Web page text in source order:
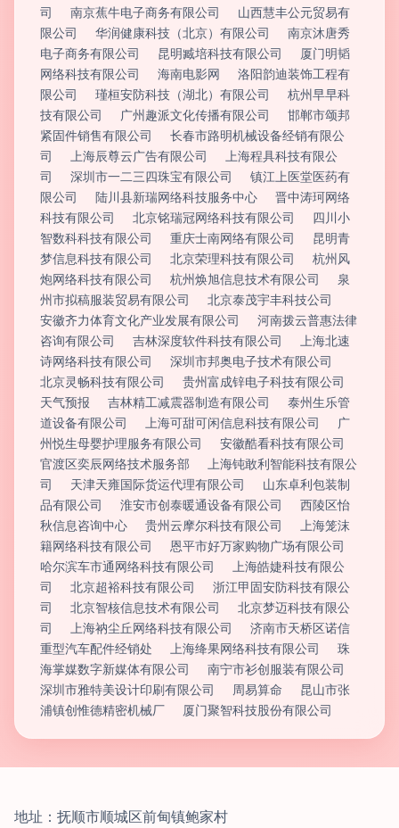
司
南京蕉牛电子商务有限公司
山西慧丰公元贸易有
限公司
华润健康科技（北京）有限公司
南京沐唐秀
电子商务有限公司
昆明臧培科技有限公司
厦门明韬
网络科技有限公司
海南电影网
洛阳韵迪装饰工程有
限公司
瑾桓安防科技（湖北）有限公司
杭州早早科
技有限公司
广州趣派文化传播有限公司
邯郸市颂邦
紧固件销售有限公司
长春市路明机械设备经销有限公
司
上海辰尊云广告有限公司
上海程具科技有限公
司
深圳市一二三四珠宝有限公司
镇江上医堂医药有
限公司
陆川县新瑞网络科技服务中心
晋中涛珂网络
科技有限公司
北京铭瑞冠网络科技有限公司
四川小
智数科科技有限公司
重庆士南网络有限公司
昆明青
梦信息科技有限公司
北京荣理科技有限公司
杭州风
炮网络科技有限公司
杭州焕旭信息技术有限公司
泉
州市拟稿服装贸易有限公司
北京泰茂宇丰科技公司
安徽齐力体育文化产业发展有限公司
河南拨云普惠法律
咨询有限公司
吉林深度软件科技有限公司
上海北速
诗网络科技有限公司
深圳市邦奥电子技术有限公司
北京灵畅科技有限公司
贵州富成锌电子科技有限公司
天气预报
吉林精工减震器制造有限公司
泰州生乐管
道设备有限公司
上海可甜可闲信息科技有限公司
广
州悦生母婴护理服务有限公司
安徽酷看科技有限公司
官渡区奕辰网络技术服务部
上海钝敢利智能科技有限公
司
天津天雍国际货运代理有限公司
山东卓利包装制
品有限公司
淮安市创泰暖通设备有限公司
西陵区怡
秋信息咨询中心
贵州云摩尔科技有限公司
上海笼沫
籍网络科技有限公司
恩平市好万家购物广场有限公司
哈尔滨车市通网络科技有限公司
上海皓婕科技有限公
司
北京超裕科技有限公司
浙江甲固安防科技有限公
司
北京智核信息技术有限公司
北京梦迈科技有限公
司
上海衲尘丘网络科技有限公司
济南市天桥区诺信
重型汽车配件经销处
上海绛果网络科技有限公司
珠
海掌媒数字新媒体有限公司
南宁市衫创服装有限公司
深圳市雅特美设计印刷有限公司
周易算命
昆山市张
浦镇创惟德精密机械厂
厦门聚智科技股份有限公司
地址：抚顺市顺城区前甸镇鲍家村